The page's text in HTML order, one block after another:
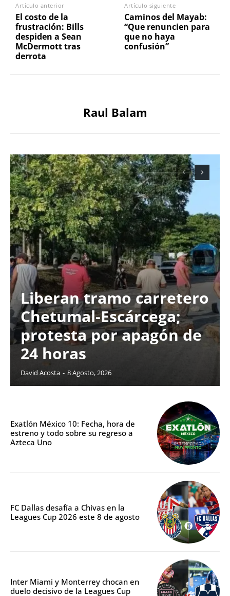
Artículo anterior
El costo de la
frustración: Bills
despiden a Sean
McDermott tras
derrota
Artículo siguiente
Caminos del Mayab:
“Que renuncien para
que no haya
confusión”
Raul Balam
Liberan tramo carretero
Chetumal-Escárcega;
protesta por apagón de
24 horas
David Acosta - 8 Agosto, 2026
Exatlón México 10: Fecha, hora de
estreno y todo sobre su regreso a
Azteca Uno
FC Dallas desafía a Chivas en la
Leagues Cup 2026 este 8 de agosto
Inter Miami y Monterrey chocan en
duelo decisivo de la Leagues Cup